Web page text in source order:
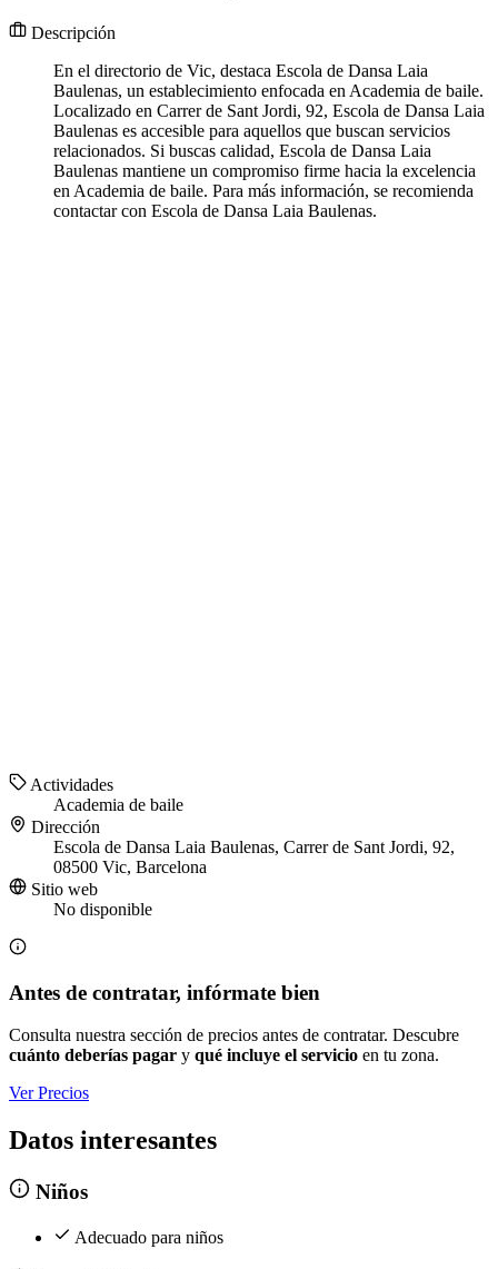
Descripción
En el directorio de Vic, destaca Escola de Dansa Laia
Baulenas, un establecimiento enfocada en Academia de baile.
Localizado en Carrer de Sant Jordi, 92, Escola de Dansa Laia
Baulenas es accesible para aquellos que buscan servicios
relacionados. Si buscas calidad, Escola de Dansa Laia
Baulenas mantiene un compromiso firme hacia la excelencia
en Academia de baile. Para más información, se recomienda
contactar con Escola de Dansa Laia Baulenas.
Actividades
Academia de baile
Dirección
Escola de Dansa Laia Baulenas, Carrer de Sant Jordi, 92,
08500 Vic, Barcelona
Sitio web
No disponible
Antes de contratar, infórmate bien
Consulta nuestra sección de precios antes de contratar. Descubre
cuánto deberías pagar y qué incluye el servicio en tu zona.
Ver Precios
Datos interesantes
Niños
Adecuado para niños